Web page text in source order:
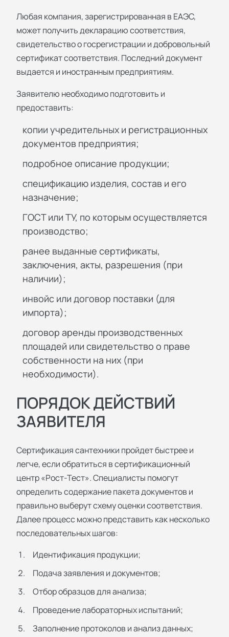
Любая компания, зарегистрированная в ЕАЭС,
может получить декларацию соответствия,
свидетельство о госрегистрации и добровольный
сертификат соответствия. Последний документ
выдается и иностранным предприятиям.
Заявителю необходимо подготовить и
предоставить:
копии учредительных и регистрационных
документов предприятия;
подробное описание продукции;
спецификацию изделия, состав и его
назначение;
ГОСТ или ТУ, по которым осуществляется
производство;
ранее выданные сертификаты,
заключения, акты, разрешения (при
наличии);
инвойс или договор поставки (для
импорта);
договор аренды производственных
площадей или свидетельство о праве
собственности на них (при
необходимости).
ПОРЯДОК ДЕЙСТВИЙ
ЗАЯВИТЕЛЯ
Сертификация сантехники пройдет быстрее и
легче, если обратиться в сертификационный
центр «Рост-Тест». Специалисты помогут
определить содержание пакета документов и
правильно выберут схему оценки соответствия.
Далее процесс можно представить как несколько
последовательных шагов:
Идентификация продукции;
Подача заявления и документов;
Отбор образцов для анализа;
Проведение лабораторных испытаний;
Заполнение протоколов и анализ данных;